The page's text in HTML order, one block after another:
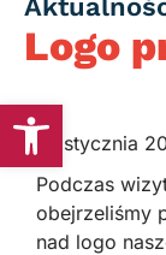
Otwórz pasek narzędzi
Logo
27 stycznia
Podczas
obejrzeliśmy
nad logo